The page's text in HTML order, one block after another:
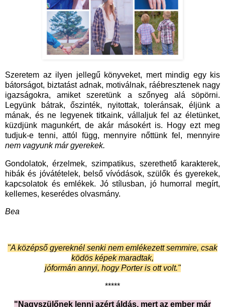
Szeretem az ilyen jellegű könyveket, mert mindig egy kis
bátorságot, biztatást adnak, motiválnak, ráébresztenek nagy
igazságokra, amiket szeretünk a szőnyeg alá söpörni.
Legyünk bátrak, őszinték, nyitottak, toleránsak, éljünk a
mának, és ne legyenek titkaink, vállaljuk fel az életünket,
küzdjünk magunkért, de akár másokért is. Hogy ezt meg
tudjuk-e tenni, attól függ, mennyire nőttünk fel, mennyire
nem vagyunk már gyerekek.
Gondolatok, érzelmek, szimpatikus, szerethető karakterek,
hibák és jóvátételek, belső vívódások, szülők és gyerekek,
kapcsolatok és emlékek. Jó stílusban, jó humorral megírt,
kellemes, keserédes olvasmány.
Bea
"A középső gyereknél senki nem emlékezett semmire, csak
ködös képek maradtak,
jóformán annyi, hogy Porter is ott volt."
*****
"Nagyszülőnek lenni azért áldás, mert az ember már